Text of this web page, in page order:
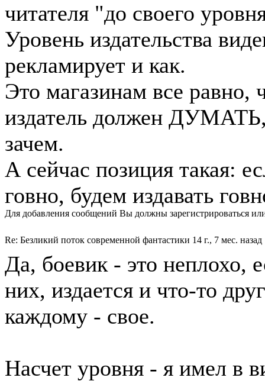
читателя "до своего
Уровень издательства
рекламирует и как.
Это магазинам все равно,
издатель должен ДУМАТЬ,
зачем.
А сейчас позиция такая:
говно, будем издавать
Для добавления сообщений Вы должны зарегистрироваться или
Re: Безликий поток современной фантастики 14 г., 7 мес. назад
Да, боевик - это неплохо,
них, издается и что-то
каждому - свое.
Насчет уровня - я имел в